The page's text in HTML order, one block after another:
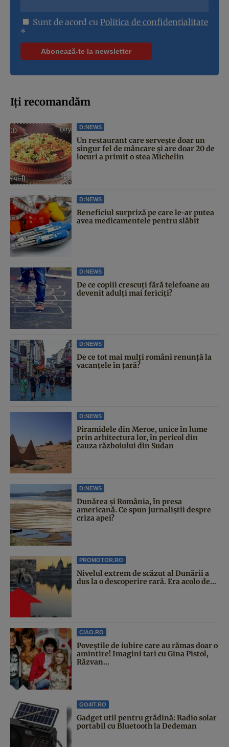
Sunt de acord cu Politica de confidentialitate
*
Iți recomandăm
D:NEWS
Un restaurant care servește doar un
singur fel de mâncare și are doar 20 de
locuri a primit o stea Michelin
D:NEWS
Beneficiul surpriză pe care le-ar putea
avea medicamentele pentru slăbit
D:NEWS
De ce copiii crescuți fără telefoane au
devenit adulți mai fericiți?
D:NEWS
De ce tot mai mulți români renunță la
vacanțele în țară?
D:NEWS
Piramidele din Meroe, unice în lume
prin arhitectura lor, în pericol din
cauza războiului din Sudan
D:NEWS
Dunărea și România, în presa
americană. Ce spun jurnaliștii despre
criza apei?
PROMOTOR.RO
Nivelul extrem de scăzut al Dunării a
dus la o descoperire rară. Era acolo de...
CIAO.RO
Poveştile de iubire care au rămas doar o
amintire! Imagini tari cu Gina Pistol,
Răzvan...
GO4IT.RO
Gadget util pentru grădină: Radio solar
portabil cu Bluetooth la Dedeman